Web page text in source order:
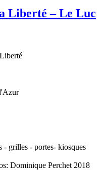
Liberté – Le Luc
- grilles - portes- kiosques
Dominique Perchet 2018